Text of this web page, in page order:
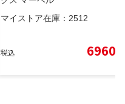
マイストア在庫： 2512
税込 6960